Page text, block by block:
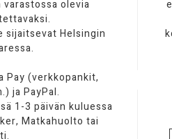
olevia
sijaitsevat Helsingin
Pay (verkkopankit,
ja PayPal.
1-3 päivän kuluessa
Matkahuolto tai